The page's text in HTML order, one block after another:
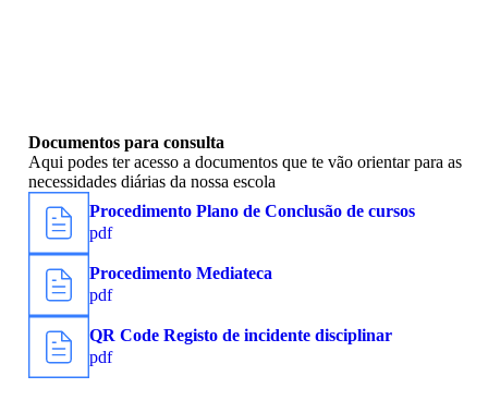
Documentos para consulta
Aqui podes ter acesso a documentos que te vão orientar para as
necessidades diárias da nossa escola
Procedimento Plano de Conclusão de cursos
pdf
Procedimento Mediateca
pdf
QR Code Registo de incidente disciplinar
pdf